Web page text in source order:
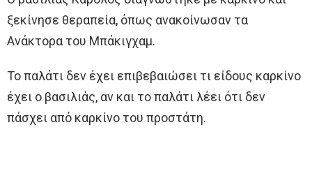
ξεκίνησε θεραπεία, όπως ανακοίνωσαν τα
Ανάκτορα του Μπάκιγχαμ.
Το παλάτι δεν έχει επιβεβαιώσει τι είδους καρκίνο
έχει ο βασιλιάς, αν και το παλάτι λέει ότι δεν
πάσχει από καρκίνο του προστάτη.